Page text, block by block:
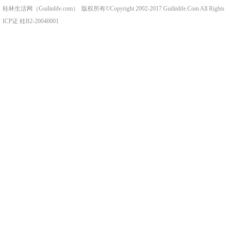
桂林生活网（Guilinlife.com）
版权所有©Copyright 2002-2017 Guilinlife.Com All Rights
ICP证 桂B2-20040001